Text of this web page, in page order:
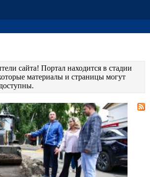
сайта! Портал находится в стадии
материалы и страницы могут